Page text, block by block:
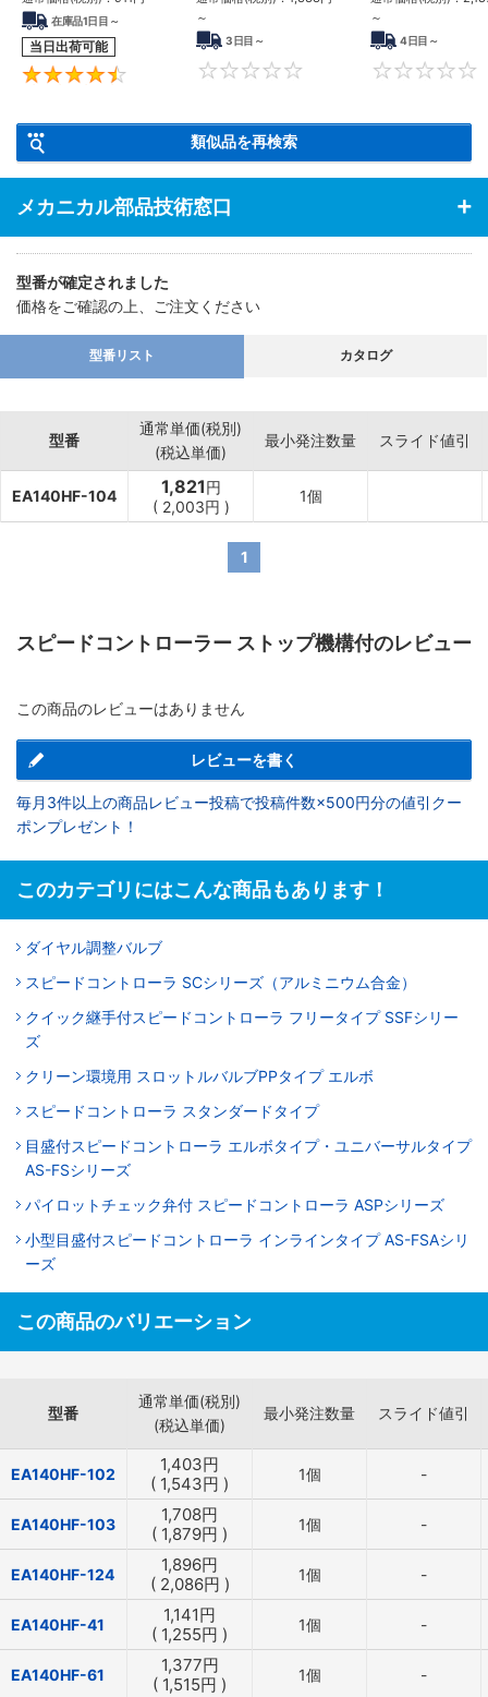
在庫品1日目～
当日出荷可能
4.7
～
3日目～
0
～
4日目～
類似品を再検索
メカニカル部品技術窓口
型番が確定されました
価格をご確認の上、ご注文ください
型番リスト カタログ
型番
通常単価(税別)
(税込単価)
最小発注数量 スライド値引
EA140HF-104 1,821円
( 2,003円 )
1個
1
スピードコントローラー ストップ機構付のレビュー
この商品のレビューはありません
レビューを書く
毎月3件以上の商品レビュー投稿で投稿件数×500円分の値引クー
ポンプレゼント！
このカテゴリにはこんな商品もあります！
ダイヤル調整バルブ
スピードコントローラ SCシリーズ（アルミニウム合金）
クイック継手付スピードコントローラ フリータイプ SSFシリー
ズ
クリーン環境用 スロットルバルブPPタイプ エルボ
スピードコントローラ スタンダードタイプ
目盛付スピードコントローラ エルボタイプ・ユニバーサルタイプ
AS-FSシリーズ
パイロットチェック弁付 スピードコントローラ ASPシリーズ
小型目盛付スピードコントローラ インラインタイプ AS-FSAシリ
ーズ
この商品のバリエーション
型番
通常単価(税別)
(税込単価)
最小発注数量 スライド値引
EA140HF-102 1,403円
( 1,543円 ) 1個 -
EA140HF-103 1,708円
( 1,879円 ) 1個 -
EA140HF-124 1,896円
( 2,086円 ) 1個 -
EA140HF-41 1,141円
( 1,255円 ) 1個 -
EA140HF-61 1,377円
( 1,515円 ) 1個 -